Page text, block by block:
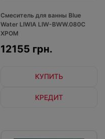
Смеситель для ванны Blue
Water LIWIA LIW-BWW.080C
ХРОМ
12155 грн.
КУПИТЬ
КРЕДИТ